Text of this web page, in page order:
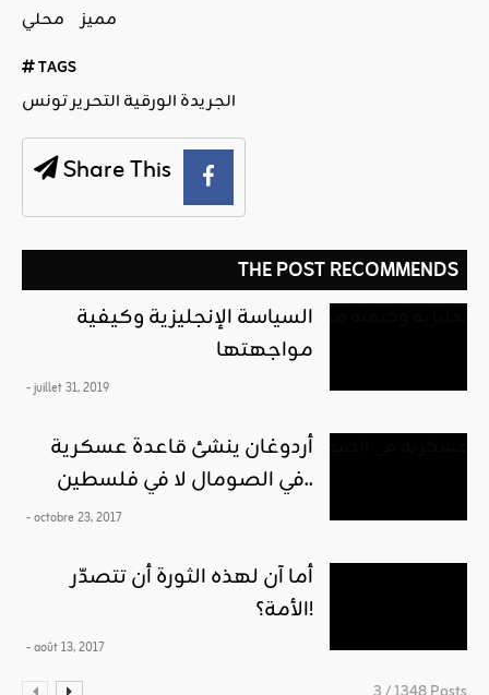
محلي مميز
TAGS
الجريدة الورقية التحرير تونس
Share This
THE POST RECOMMENDS
السياسة الإنجليزية وكيفية
مواجهتها
- juillet 31, 2019
أردوغان ينشئ قاعدة عسكرية
في الصومال لا في فلسطين..
- octobre 23, 2017
أما آن لهذه الثورة أن تتصدّر
الأمة؟!
- août 13, 2017